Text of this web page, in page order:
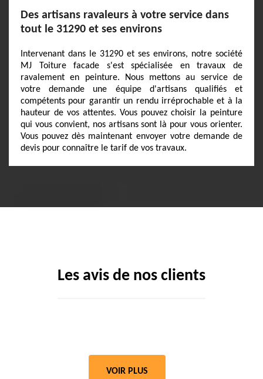
Des artisans ravaleurs à votre service dans
tout le 31290 et ses environs
Intervenant dans le 31290 et ses environs, notre société
MJ Toiture facade s'est spécialisée en travaux de
ravalement en peinture. Nous mettons au service de
votre demande une équipe d'artisans qualifiés et
compétents pour garantir un rendu irréprochable et à la
hauteur de vos attentes. Vous pouvez choisir la peinture
qui vous convient, nos artisans sont là pour vous orienter.
Vous pouvez dès maintenant envoyer votre demande de
devis pour connaître le tarif de vos travaux.
Les avis de nos clients
VOIR PLUS